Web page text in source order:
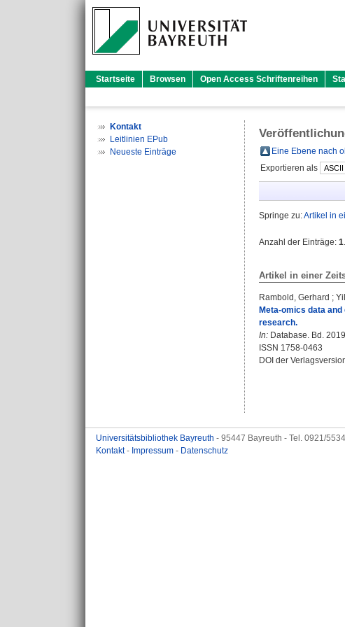
Startseite Browsen Open Access Schriftenreihen
Kontakt
Leitlinien EPub
Neueste Einträge
Eine Ebene nach
Exportieren als
Springe zu:Artikel in
Anzahl der Einträge: 1.
Artikel in einer
Rambold, Gerhard ;
Meta-omics data
research.
In: Database. Bd.
ISSN 1758-0463
DOI der
Universitätsbibliothek Bayreuth - 95447 Bayreuth - Tel. 0921/
Kontakt- Impressum - Datenschutz